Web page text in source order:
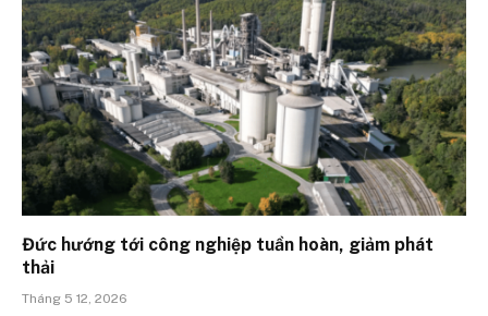
Đức hướng tới công nghiệp tuần hoàn, giảm phát
thải
Tháng 5 12, 2026